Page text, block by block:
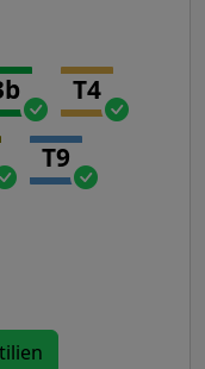
T4
T9